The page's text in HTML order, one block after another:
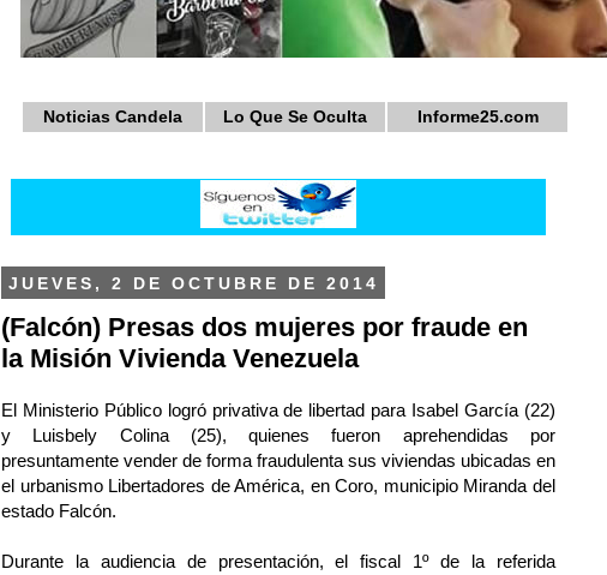
Noticias Candela Lo Que Se Oculta Informe25.com
JUEVES, 2 DE OCTUBRE DE 2014
(Falcón) Presas dos mujeres por fraude en
la Misión Vivienda Venezuela
El Ministerio Público logró privativa de libertad para Isabel García (22)
y Luisbely Colina (25), quienes fueron aprehendidas por
presuntamente vender de forma fraudulenta sus viviendas ubicadas en
el urbanismo Libertadores de América, en Coro, municipio Miranda del
estado Falcón.
Durante la audiencia de presentación, el fiscal 1º de la referida